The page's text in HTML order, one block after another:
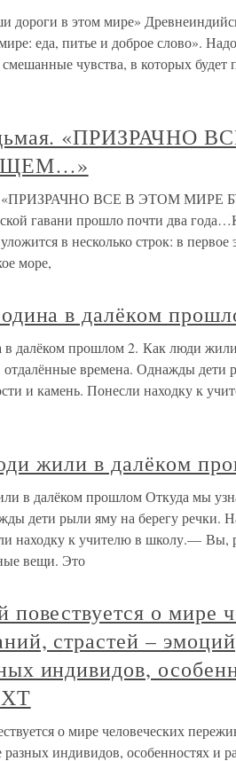
дороги в этом мире»
еда, питье и доброе слово».
чувства, в которых будет
«ПРИЗРАЧНО
«ПРИЗРАЧНО ВСЕ В ЭТОМ МИРЕ
гавани прошло почти два
в несколько строк: в
море,
в далёком
далёком прошлом 2. Как люди
времена. Однажды дети
и камень. Понесли находку к
жили в далёком
в далёком прошлом Откуда мы
дети рыли яму на берегу речки.
находку к учителю в школу.—
вещи. Это
повествуется о мире
страстей –
индивидов,
о мире человеческих
разных индивидов, особенностях